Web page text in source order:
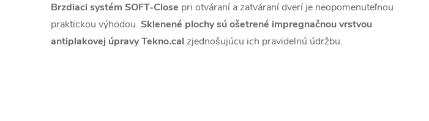
Brzdiaci systém SOFT-Close pri otváraní a zatváraní dverí je neopomenuteľnou
praktickou výhodou. Sklenené plochy sú ošetrené impregnačnou vrstvou
antiplakovej úpravy Tekno.cal zjednošujúcu ich pravidelnú údržbu.